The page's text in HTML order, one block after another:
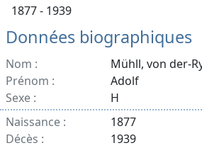
1877 - 1939
Données biographiques
Nom :
Mühll, von der-
Prénom :
Adolf
Sexe :
H
Naissance :
1877
Décès :
1939